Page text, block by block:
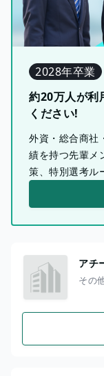
2028年卒業
約20万人が利
ください!
外資・総合商社
績を持つ先輩メ
策、特別選考ル
アチ
その